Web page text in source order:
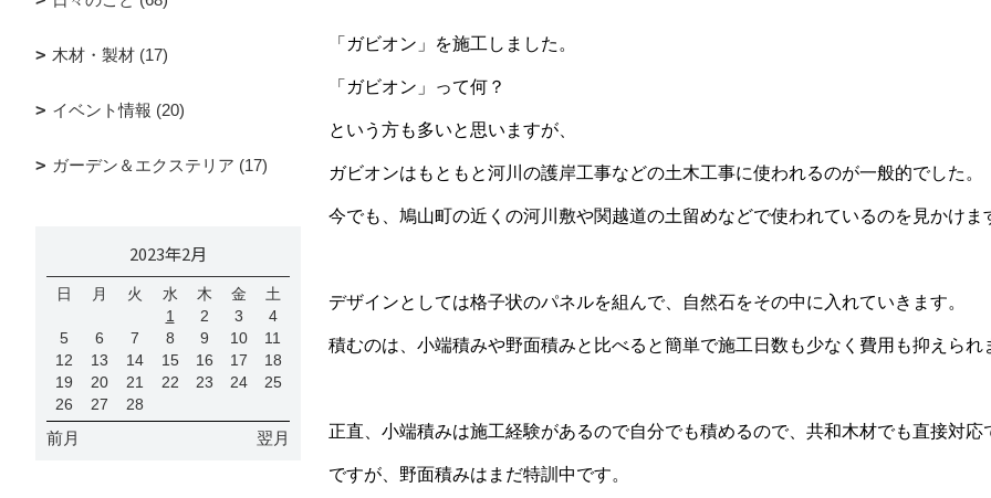
「ガビオン」を施工しました。
「ガビオン」って何？
という方も多いと思いますが、
ガビオンはもともと河川の護岸工事などの土木工事に使われるのが一般的でした。
今でも、鳩山町の近くの河川敷や関越道の土留めなどで使われているのを見かけま
デザインとしては格子状のパネルを組んで、自然石をその中に入れていきます。
積むのは、小端積みや野面積みと比べると簡単で施工日数も少なく費用も抑えられ
正直、小端積みは施工経験があるので自分でも積めるので、共和木材でも直接対応
ですが、野面積みはまだ特訓中です。
木材・製材 (17)
イベント情報 (20)
ガーデン＆エクステリア (17)
2023年2月
日 月 火 水 木 金
土
1
2 3
4
5
6 7 8 9 10
11
12
13 14 15 16 17
18
19
20 21 22 23 24
25
26
27 28
前月 翌月